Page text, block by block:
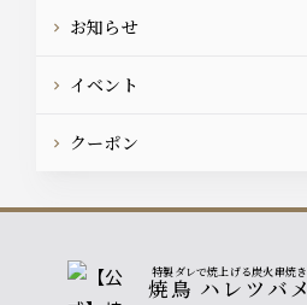
お知らせ
イベント
クーポン
特製ダレで焼上げる炭火串焼き
焼鳥 ハレツバメ